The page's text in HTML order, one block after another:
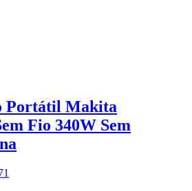
Portátil Makita
Fio 340W Sem